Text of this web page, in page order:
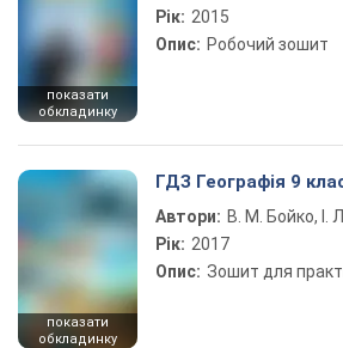
показати
обкладинку
Рік: 2015
Опис: Робочий зошит
показати
обкладинку
ГДЗ Географія 9
Автори: В. М. Бойко, І.
Рік: 2017
Опис: Зошит для